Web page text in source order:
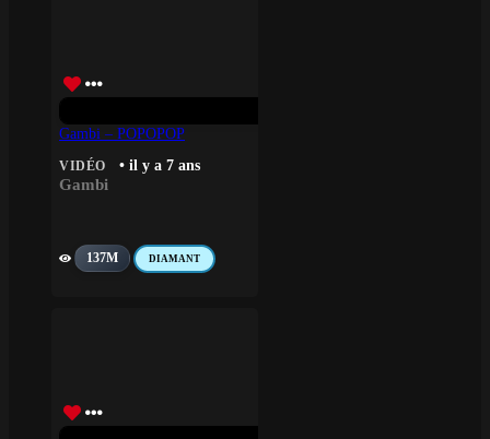
Gambi – POPOPOP
VIDÉO • il y a 7 ans
Gambi
137M DIAMANT